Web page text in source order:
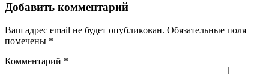
Добавить комментарий
Ваш адрес email не будет опубликован. Обязательные поля
помечены *
Комментарий *